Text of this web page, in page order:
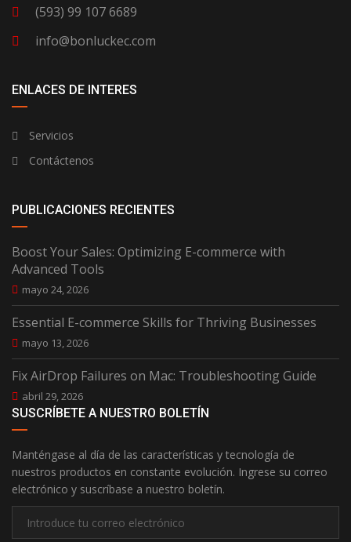
TRIM
FUNCIONES Y OPCIONES
(593) 99 107 6689
info@bonluckec.com
ENLACES DE INTERES
Servicios
Contáctenos
PUBLICACIONES RECIENTES
Boost Your Sales: Optimizing E-commerce with
Advanced Tools
mayo 24, 2026
Essential E-commerce Skills for Thriving Businesses
mayo 13, 2026
Fix AirDrop Failures on Mac: Troubleshooting Guide
abril 29, 2026
SUSCRÍBETE A NUESTRO BOLETÍN
Manténgase al día de las características y tecnología de
nuestros productos en constante evolución. Ingrese su correo
electrónico y suscríbase a nuestro boletín.